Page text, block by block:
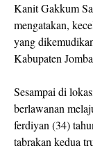
Kanit Gakkum
mengatakan,
yang
Kabupaten
Sesampai di
berlawanan
ferdiyan (34)
tabrakan kedua